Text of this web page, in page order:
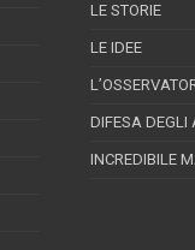
LE STORIE
LE IDEE
DIFESA DEGLI
INCREDIBILE